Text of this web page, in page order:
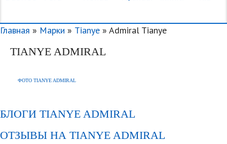
Главная » Марки » Tianye » Admiral Tianye
TIANYE ADMIRAL
ФОТО TIANYE ADMIRAL
БЛОГИ TIANYE ADMIRAL
ОТЗЫВЫ НА TIANYE ADMIRAL